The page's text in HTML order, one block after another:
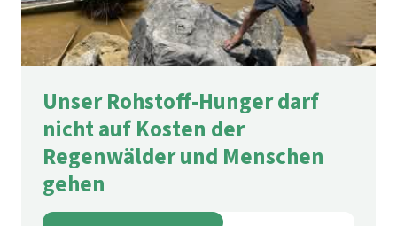
Unser Rohstoff-Hunger darf
nicht auf Kosten der
Regenwälder und Menschen
gehen